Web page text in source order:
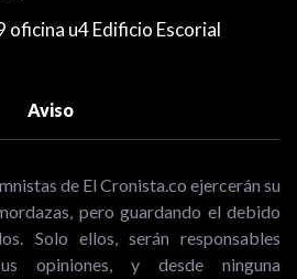
oficina u4 Edificio Escorial
Aviso
de El Cronista.co ejercerán su
pero guardando el debido
Solo ellos, serán responsables
opiniones, y desde ninguna